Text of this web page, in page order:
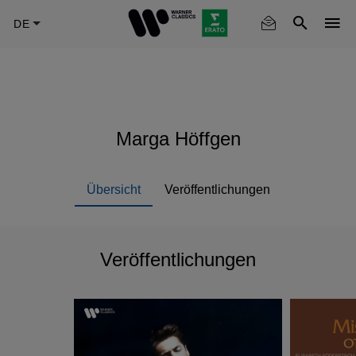
Marga Höffgen
Übersicht Veröffentlichungen
Veröffentlichungen